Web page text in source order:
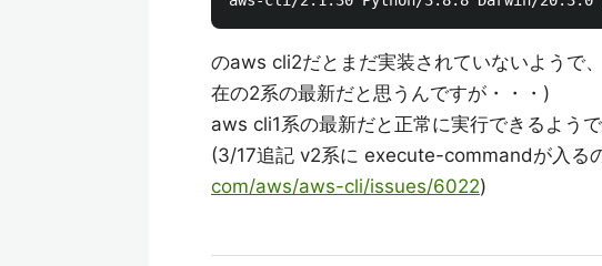
のaws cli2だとまだ実装されていないようで
在の2系の最新だと思うんですが・・・)
aws cli1系の最新だと正常に実行できるようで
(3/17追記 v2系に execute-commandが入る
com/aws/aws-cli/issues/6022)